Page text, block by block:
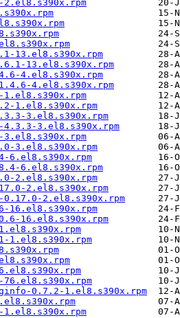
2.el8.s390x.rpm
13.el8.s390x.rpm
13.el8.s390x.rpm
4.el8.s390x.rpm
4.el8.s390x.rpm
1.el8.s390x.rpm
3.el8.s390x.rpm
4.3.3-3.el8.s390x.rpm
3.el8.s390x.rpm
6.el8.s390x.rpm
6.el8.s390x.rpm
2.el8.s390x.rpm
2.el8.s390x.rpm
2.el8.s390x.rpm
16.el8.s390x.rpm
16.el8.s390x.rpm
1.el8.s390x.rpm
76.el8.s390x.rpm
0.7.2-1.el8.s390x.rpm